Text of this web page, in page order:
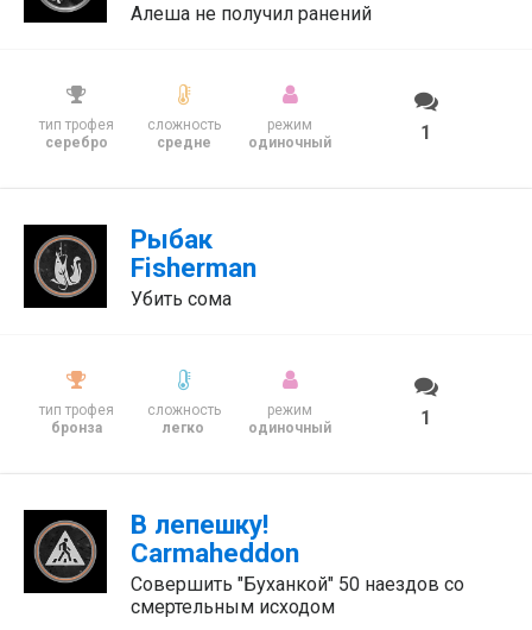
Алеша не получил ранений
тип трофея
серебро
сложность
средне
режим
одиночный
1
Рыбак
Fisherman
Убить сома
тип трофея
бронза
сложность
легко
режим
одиночный
1
В лепешку!
Carmaheddon
Совершить "Буханкой" 50 наездов со
смертельным исходом